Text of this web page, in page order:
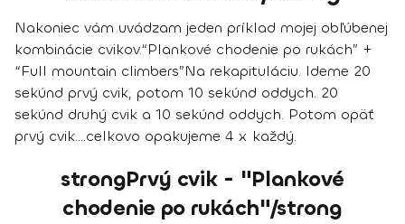
Nakoniec vám uvádzam jeden príklad mojej obľúbenej
kombinácie cvikov.“Plankové chodenie po rukách” +
“Full mountain climbers”Na rekapituláciu. Ideme 20
sekúnd prvý cvik, potom 10 sekúnd oddych. 20
sekúnd druhý cvik a 10 sekúnd oddych. Potom opäť
prvý cvik….celkovo opakujeme 4 x každý.
strongPrvý cvik - "Plankové
chodenie po rukách"/strong